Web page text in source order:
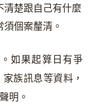
清楚跟自己有什麼
個案釐清。
如果起算日有爭
族訊息等資料，
明。